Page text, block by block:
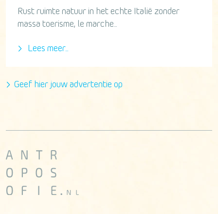
Rust ruimte natuur in het echte Italië zonder
massa toerisme, le marche...
Lees meer...
Geef hier jouw advertentie op